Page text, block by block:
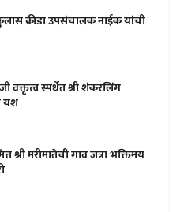
क्रीडा उपसंचालक नाईक यांची
वक्तृत्व स्पर्धेत श्री शंकरलिंग
यश
श्री मरीमातेची गाव जत्रा भक्तिमय